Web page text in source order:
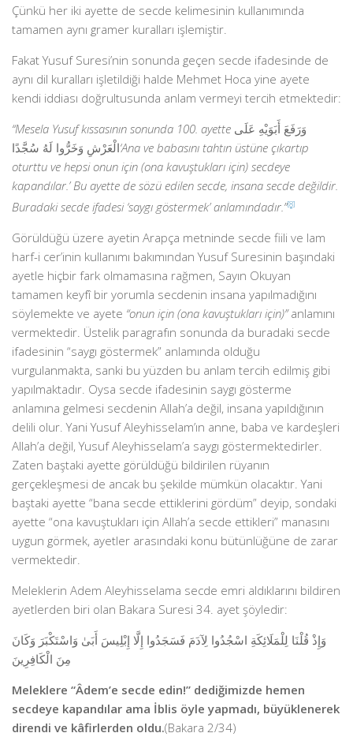
Çünkü her iki ayette de secde kelimesinin kullanımında
tamamen aynı gramer kuralları işlemiştir.
Fakat Yusuf Suresi’nin sonunda geçen secde ifadesinde de
aynı dil kuralları işletildiği halde Mehmet Hoca yine ayete
kendi iddiası doğrultusunda anlam vermeyi tercih etmektedir:
“Mesela Yusuf kıssasının sonunda 100. ayette وَرَفَعَ أَبَوَيْهِ عَلَى
الْعَرْشِ وَخَرُّوا لَهُ سُجَّدًا‘Ana ve babasını tahtın üstüne çıkartıp
oturttu ve hepsi onun için (ona kavuştukları için) secdeye
kapandılar.’ Bu ayette de sözü edilen secde, insana secde değildir.
Buradaki secde ifadesi ‘saygı göstermek’ anlamındadır.”[8]
Görüldüğü üzere ayetin Arapça metninde secde fiili ve lam
harf-i cer’inin kullanımı bakımından Yusuf Suresinin başındaki
ayetle hiçbir fark olmamasına rağmen, Sayın Okuyan
tamamen keyfî bir yorumla secdenin insana yapılmadığını
söylemekte ve ayete “onun için (ona kavuştukları için)”anlamını
vermektedir. Üstelik paragrafın sonunda da buradaki secde
ifadesinin “saygı göstermek” anlamında olduğu
vurgulanmakta, sanki bu yüzden bu anlam tercih edilmiş gibi
yapılmaktadır. Oysa secde ifadesinin saygı gösterme
anlamına gelmesi secdenin Allah’a değil, insana yapıldığının
delili olur. Yani Yusuf Aleyhisselam’ın anne, baba ve kardeşleri
Allah’a değil, Yusuf Aleyhisselam’a saygı göstermektedirler.
Zaten baştaki ayette görüldüğü bildirilen rüyanın
gerçekleşmesi de ancak bu şekilde mümkün olacaktır. Yani
baştaki ayette “bana secde ettiklerini gördüm” deyip, sondaki
ayette “ona kavuştukları için Allah’a secde ettikleri” manasını
uygun görmek, ayetler arasındaki konu bütünlüğüne de zarar
vermektedir.
Meleklerin Adem Aleyhisselama secde emri aldıklarını bildiren
ayetlerden biri olan Bakara Suresi 34. ayet şöyledir:
وَإِذْ قُلْنَا لِلْمَلَائِكَةِ اسْجُدُوا لِآدَمَ فَسَجَدُوا إِلَّا إِبْلِيسَ أَبَىٰ وَاسْتَكْبَرَ وَكَانَ
مِنَ الْكَافِرِينَ
Meleklere “Âdem’e secde edin!” dediğimizde hemen
secdeye kapandılar ama İblis öyle yapmadı, büyüklenerek
direndi ve kâfirlerden oldu.(Bakara 2/34)